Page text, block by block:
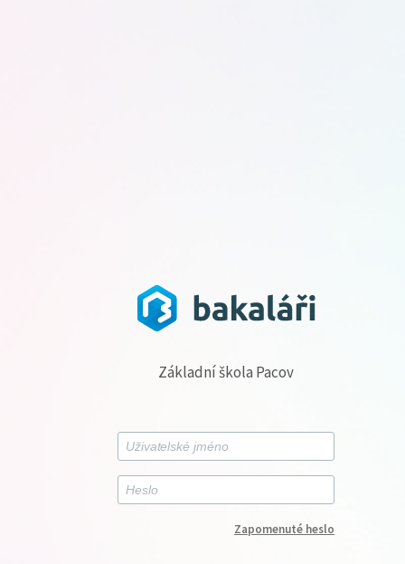
Základní škola Pacov
Zapomenuté heslo